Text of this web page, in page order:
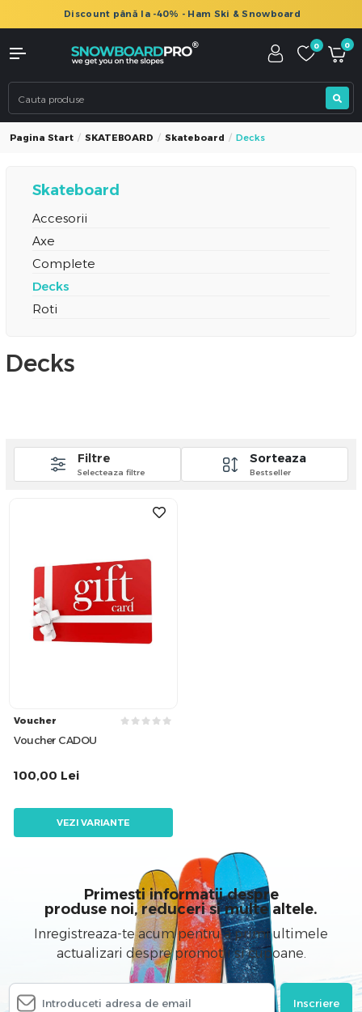
Discount până la -40% - Ham Ski & Snowboard
0 0
Pagina Start SKATEBOARD Skateboard Decks
Skateboard
Accesorii
Axe
Complete
Decks
Roti
Decks
Sorteaza
Bestseller
Filtre
Selecteaza filtre
Voucher
Voucher CADOU
100,00 Lei
VEZI VARIANTE
Primesti informatii despre
produse noi, reduceri si multe altele.
Inregistreaza-te acum pentru a primi ultimele
actualizari despre promotii si cupoane.
Inscriere